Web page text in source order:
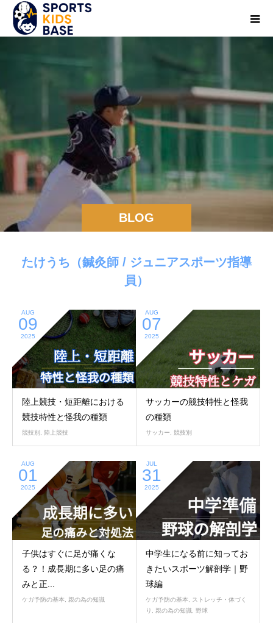
BLOG
たけうち（鍼灸師 / ジュニアスポーツ指導
員）
AUG
09
2025
陸上競技・短距離における
競技特性と怪我の種類
競技別 , 陸上競技
AUG
07
2025
サッカーの競技特性と怪我
の種類
サッカー, 競技別
AUG
01
2025
子供はすぐに足が痛くな
る？！成長期に多い足の痛
みと正...
ケガ予防の基本 親の為の知識
JUL
31
2025
中学生になる前に知ってお
きたいスポーツ解剖学｜野
球編
ケガ予防の基本
ストレッチ・体づく
り
親の為の知識 野球